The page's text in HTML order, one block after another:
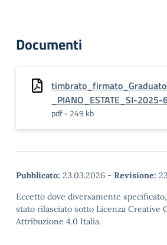
Documenti
_PIANO_ESTATE_SI-
pdf - 249 kb
Pubblicato: 23.03.2026 - Revisione:
Eccetto dove diversamente
stato rilasciato sotto Licenza Creative
Attribuzione 4.0 Italia.